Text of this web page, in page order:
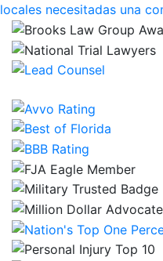
locales necesitadas una